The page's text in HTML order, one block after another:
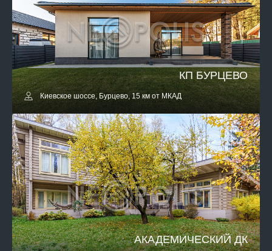
КП БУРЦЕВО
Киевское шоссе, Бурцево, 15 км от МКАД
АКАДЕМИЧЕСКИЙ ДК